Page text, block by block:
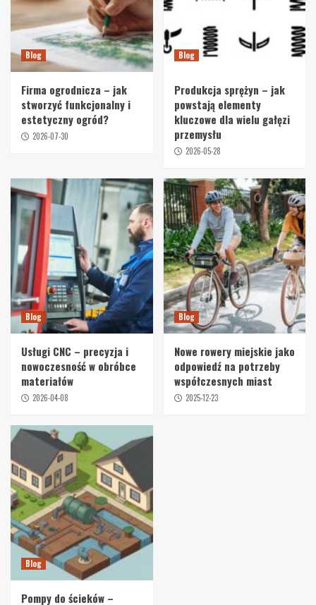
Blog
Firma ogrodnicza – jak
stworzyć funkcjonalny i
estetyczny ogród?
2026-07-30
Blog
Produkcja sprężyn – jak
powstają elementy
kluczowe dla wielu gałęzi
przemysłu
2026-05-28
Blog
Usługi CNC – precyzja i
nowoczesność w obróbce
materiałów
2026-04-08
Blog
Nowe rowery miejskie jako
odpowiedź na potrzeby
współczesnych miast
2025-12-23
Blog
Pompy do ścieków –